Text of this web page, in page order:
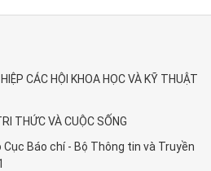
HIỆP CÁC HỘI KHOA HỌC VÀ KỸ THUẬT
THỨC VÀ CUỘC SỐNG
Cục Báo chí - Bộ Thông tin và Truyền